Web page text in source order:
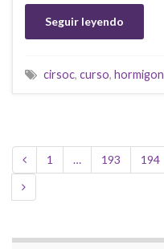
Seguir leyendo
cirsoc, curso, hormigon
1 … 193 194